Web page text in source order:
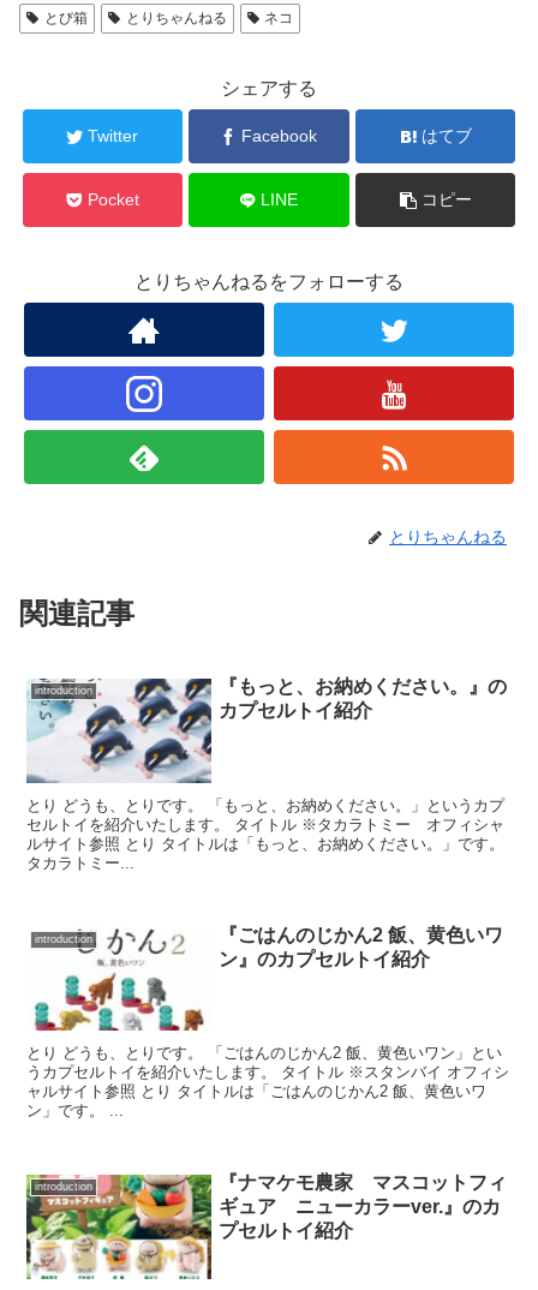
とび箱
とりちゃんねる ネコ
シェアする
Twitter Facebook はてブ
Pocket LINE コピー
とりちゃんねるをフォローする
とりちゃんねる
関連記事
introduction
『もっと、お納めください。』の
カプセルトイ紹介
とり どうも、とりです。 「もっと、お納めください。」というカプ
セルトイを紹介いたします。 タイトル ※タカラトミー オフィシャ
ルサイト参照 とり タイトルは「もっと、お納めください。」です。
タカラトミー...
introduction
『ごはんのじかん2 飯、黄色いワ
ン』のカプセルトイ紹介
とり どうも、とりです。 「ごはんのじかん2 飯、黄色いワン」とい
うカプセルトイを紹介いたします。 タイトル ※スタンバイ オフィシ
ャルサイト参照 とり タイトルは「ごはんのじかん2 飯、黄色いワ
ン」です。 ...
introduction
『ナマケモ農家 マスコットフィ
ギュア ニューカラーver.』のカ
プセルトイ紹介